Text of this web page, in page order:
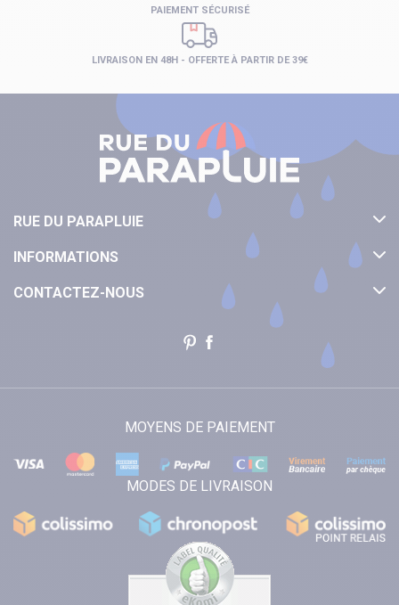
LIVRAISON EN 48H - OFFERTE À PARTIR DE 39€
PAIEMENT SÉCURISÉ
RUE DU PARAPLUIE
INFORMATIONS
CONTACTEZ-NOUS
MOYENS DE PAIEMENT
MODES DE LIVRAISON